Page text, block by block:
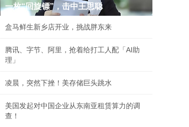
一枚“回旋镖”，击中王思聪
盒马鲜生新乡店开业，挑战胖东来
腾讯、字节、阿里，抢着给打工人配「AI助
理」
凌晨，突然下挫！美存储巨头跳水
美国发起对中国企业从东南亚租赁算力的调
查！